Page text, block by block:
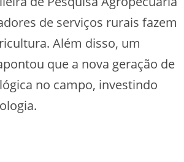
de serviços rurais fazem
Além disso, um
que a nova geração de
no campo, investindo